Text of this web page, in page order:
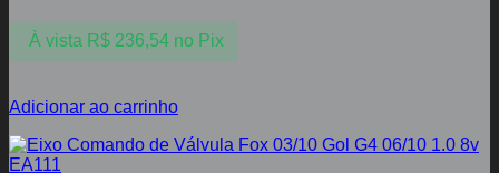
À vista R$236,54 no Pix
Adicionar ao carrinho